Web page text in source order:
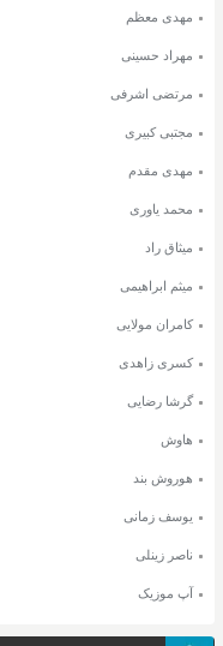
مهدی معظم
مهراد حسینی
مرتضی اشرفی
مجتبی کبیری
مهدی مقدم
محمد یاوری
میثاق راد
میثم ابراهیمی
کامران مولایی
کسری زاهدی
گرشا رضایی
هاوش
هوروش بند
یوسف زمانی
ناصر زینلی
آپ موزیک